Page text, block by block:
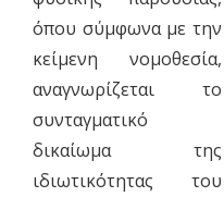
όπου σύμφωνα με την
κείμενη νομοθεσία,
αναγνωρίζεται το
συνταγματικό
δικαίωμα της
ιδιωτικότητας του